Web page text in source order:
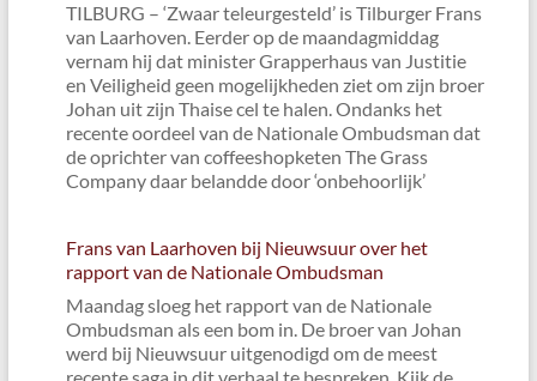
TILBURG – ‘Zwaar teleurgesteld’ is Tilburger Frans
van Laarhoven. Eerder op de maandagmiddag
vernam hij dat minister Grapperhaus van Justitie
en Veiligheid geen mogelijkheden ziet om zijn broer
Johan uit zijn Thaise cel te halen. Ondanks het
recente oordeel van de Nationale Ombudsman dat
de oprichter van coffeeshopketen The Grass
Company daar belandde door ‘onbehoorlijk’
Frans van Laarhoven bij Nieuwsuur over het
rapport van de Nationale Ombudsman
Maandag sloeg het rapport van de Nationale
Ombudsman als een bom in. De broer van Johan
werd bij Nieuwsuur uitgenodigd om de meest